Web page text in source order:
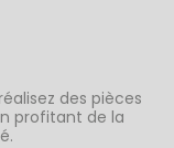
des pièces
profitant de la